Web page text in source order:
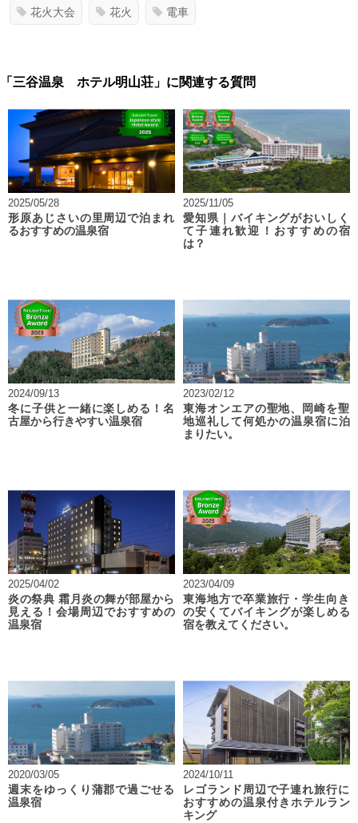
花火大会 花火 電車
「三谷温泉 ホテル明山荘」に関連する質問
2025/05/28
形原あじさいの里周辺で泊まれ
るおすすめの温泉宿
2025/11/05
愛知県｜バイキングがおいしく
て子連れ歓迎！おすすめの宿
は？
2024/09/13
冬に子供と一緒に楽しめる！名
古屋から行きやすい温泉宿
2023/02/12
東海オンエアの聖地、岡崎を聖
地巡礼して何処かの温泉宿に泊
まりたい。
2025/04/02
炎の祭典 霜月炎の舞が部屋から
見える！会場周辺でおすすめの
温泉宿
2023/04/09
東海地方で卒業旅行・学生向き
の安くてバイキングが楽しめる
宿を教えてください。
2020/03/05
週末をゆっくり蒲郡で過ごせる
温泉宿
2024/10/11
レゴランド周辺で子連れ旅行に
おすすめの温泉付きホテルラン
キング